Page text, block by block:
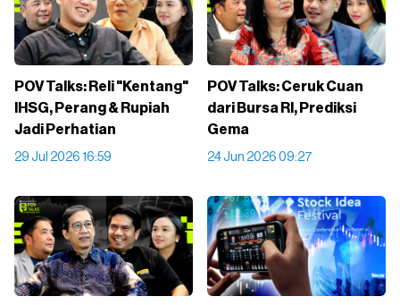
POV Talks: Reli "Kentang"
IHSG, Perang & Rupiah
Jadi Perhatian
29 Jul 2026 16:59
POV Talks: Ceruk Cuan
dari Bursa RI, Prediksi
Gema
24 Jun 2026 09:27